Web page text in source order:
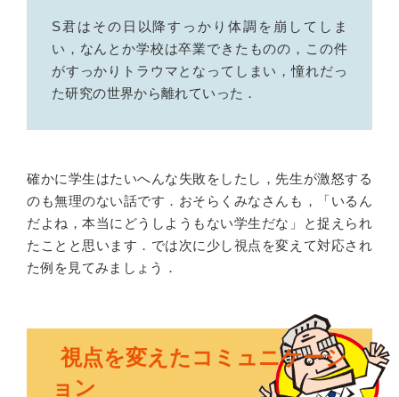
S君はその日以降すっかり体調を崩してしま
い，なんとか学校は卒業できたものの，この件
がすっかりトラウマとなってしまい，憧れだっ
た研究の世界から離れていった．
確かに学生はたいへんな失敗をしたし，先生が激怒する
のも無理のない話です．おそらくみなさんも，「いるん
だよね，本当にどうしようもない学生だな」と捉えられ
たことと思います．では次に少し視点を変えて対応され
た例を見てみましょう．